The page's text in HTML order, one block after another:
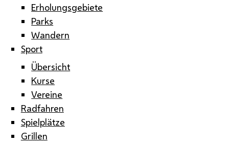
Erholungsgebiete
Parks
Wandern
Sport
Übersicht
Kurse
Vereine
Radfahren
Spielplätze
Grillen